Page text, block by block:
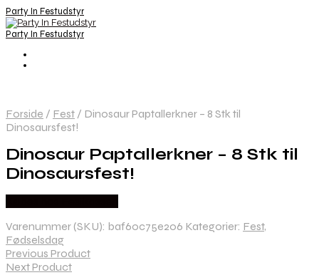
Party In Festudstyr
Party In Festudstyr
Forside / Fest / Dinosaur Paptallerkner – 8 Stk til
Dinosaursfest!
Dinosaur Paptallerkner – 8 Stk til
Dinosaursfest!
Varenummer (SKU): baf60c75e206 Kategorier: Fest,
Fødselsdag
Previous Product
Next Product